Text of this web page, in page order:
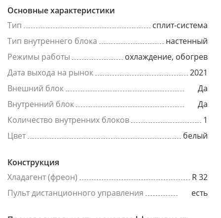
Основные характеристики
Тип
сплит-система
Тип внутреннего блока
настенный
Режимы работы
охлаждение, обогрев
Дата выхода на рынок
2021
Внешний блок
Да
Внутренний блок
Да
Количество внутренних блоков
1
Цвет
белый
Конструкция
Хладагент (фреон)
R 32
Пульт дистанционного управления
есть